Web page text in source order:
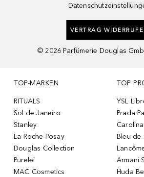
VERTRAG
© 2026 Parfümerie Douglas
TOP-MARKEN
RITUALS
Sol de Janeiro
Stanley
La Roche-Posay
Douglas Collection
Purelei
MAC Cosmetics
TOP
YSL
Prada
Bleu de
Armani
Huda